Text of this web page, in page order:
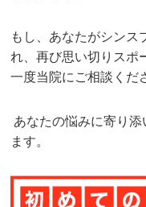
もし、あなたがシンス
れ、再び思い切りスポ
一度当院にご相談くだ
あなたの悩みに寄り
ます。